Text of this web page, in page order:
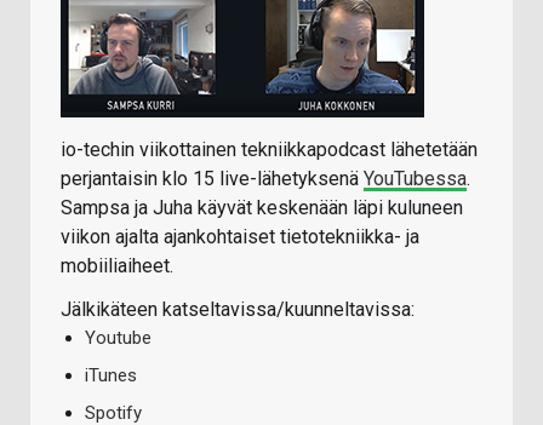
io-techin viikottainen tekniikkapodcast lähetetään
perjantaisin klo 15 live-lähetyksenä YouTubessa.
Sampsa ja Juha käyvät keskenään läpi kuluneen
viikon ajalta ajankohtaiset tietotekniikka- ja
mobiiliaiheet.
Jälkikäteen katseltavissa/kuunneltavissa:
Youtube
iTunes
Spotify